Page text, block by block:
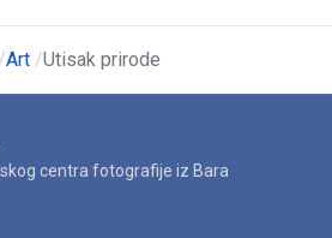
Art Utisak prirode
centra fotografije iz Bara